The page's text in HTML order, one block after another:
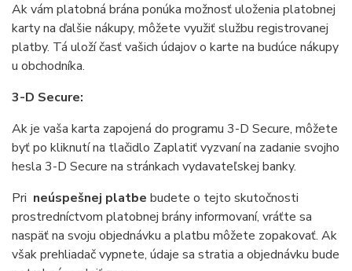
Ak vám platobná brána ponúka možnosť uloženia platobnej
karty na ďalšie nákupy, môžete využiť službu registrovanej
platby. Tá uloží časť vašich údajov o karte na budúce nákupy
u obchodníka.
3-D Secure:
Ak je vaša karta zapojená do programu 3-D Secure, môžete
byť po kliknutí na tlačidlo Zaplatiť vyzvaní na zadanie svojho
hesla 3-D Secure na stránkach vydavateľskej banky.
Pri neúspešnej platbe budete o tejto skutočnosti
prostredníctvom platobnej brány informovaní, vráťte sa
naspäť na svoju objednávku a platbu môžete zopakovať. Ak
však prehliadač vypnete, údaje sa stratia a objednávku bude